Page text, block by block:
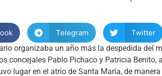
Telegram Twitter
organizaba un año más la despedida del
concejales Pablo Pichaco y Patricia
lugar en el atrio de Santa María, de